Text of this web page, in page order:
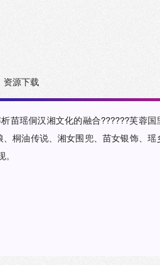
资源下载
苗瑶侗汉湘文化的融合??????芙蓉
桐油传说、湘女围兜、苗女银饰、瑶